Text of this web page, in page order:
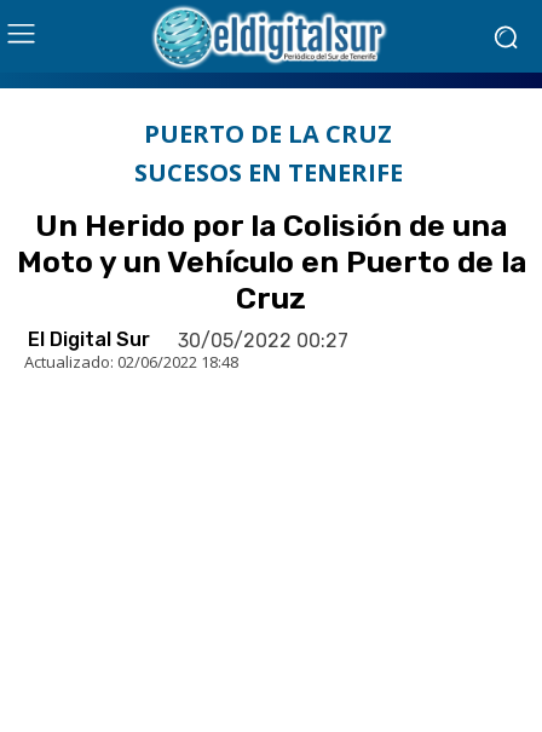
PUERTO DE LA CRUZ
SUCESOS EN TENERIFE
Un Herido por la Colisión de una
Moto y un Vehículo en Puerto de la
Cruz
El Digital Sur 30/05/2022 00:27
Actualizado: 02/06/2022 18:48